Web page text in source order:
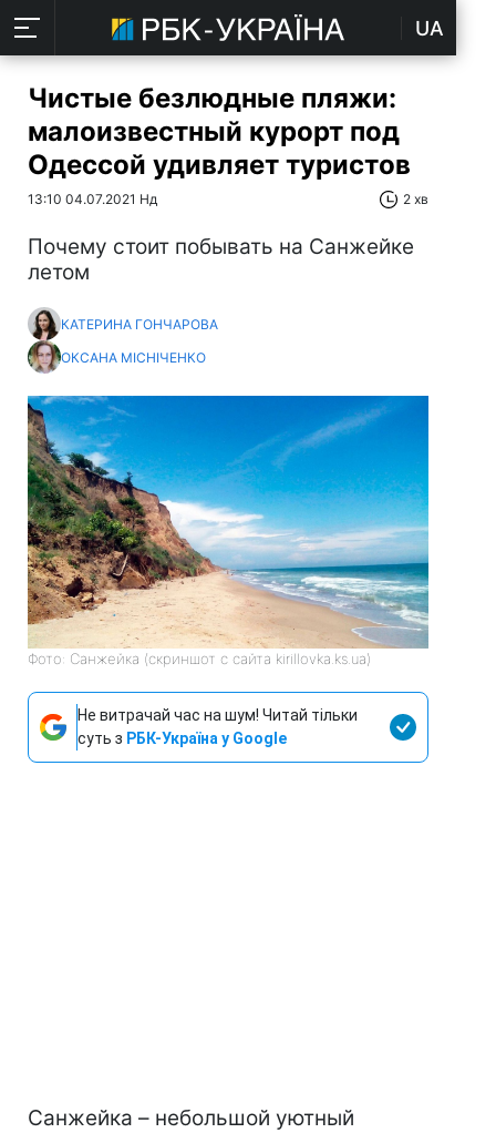
UA
Чистые безлюдные пляжи:
малоизвестный курорт под
Одессой удивляет туристов
13:10 04.07.2021 Нд 2 хв
Почему стоит побывать на Санжейке
летом
КАТЕРИНА ГОНЧАРОВА
ОКСАНА МІСНІЧЕНКО
Фото: Санжейка (скриншот с сайта kirillovka.ks.ua)
Не витрачай час на шум! Читай тільки
суть з РБК-Україна у Google
Санжейка – небольшой уютный